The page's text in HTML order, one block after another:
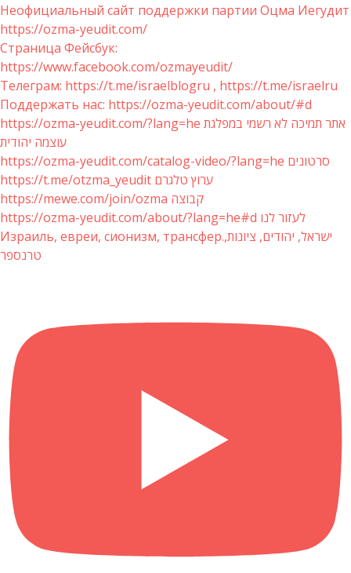
Неофициальный сайт поддержки партии Оцма Иегудит
https://ozma-yeudit.com/
Страница Фейсбук:
https://www.facebook.com/ozmayeudit/
Телеграм: https://t.me/israelblogru , https://t.me/israelru
Поддержать нас: https://ozma-yeudit.com/about/#d
https://ozma-yeudit.com/?lang=he אתר תמיכה לא רשמי במפלגת
עוצמה יהודית
https://ozma-yeudit.com/catalog-video/?lang=he סרטונים
https://t.me/otzma_yeudit ערוץ טלגרם
https://mewe.com/join/ozma קבוצה
https://ozma-yeudit.com/about/?lang=he#d לעזור לנו
Израиль, евреи, сионизм, трансфер.ישראל, יהודים, ציונות,
טרנספר